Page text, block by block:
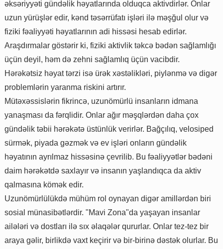
əksəriyyəti gündəlik həyatlarında olduqca aktivdirlər. Onlar
uzun yürüşlər edir, kənd təsərrüfatı işləri ilə məşğul olur və
fiziki fəaliyyəti həyatlarının adi hissəsi hesab edirlər.
Araşdırmalar göstərir ki, fiziki aktivlik təkcə bədən sağlamlığı
üçün deyil, həm də zehni sağlamlıq üçün vacibdir.
Hərəkətsiz həyat tərzi isə ürək xəstəlikləri, piylənmə və digər
problemlərin yaranma riskini artırır.
Mütəxəssislərin fikrincə, uzunömürlü insanların idmana
yanaşması da fərqlidir. Onlar ağır məşqlərdən daha çox
gündəlik təbii hərəkətə üstünlük verirlər. Bağçılıq, velosiped
sürmək, piyada gəzmək və ev işləri onların gündəlik
həyatının ayrılmaz hissəsinə çevrilib. Bu fəaliyyətlər bədəni
daim hərəkətdə saxlayır və insanın yaşlandıqca da aktiv
qalmasına kömək edir.
Uzunömürlülükdə mühüm rol oynayan digər amillərdən biri
sosial münasibətlərdir. "Mavi Zona"da yaşayan insanlar
ailələri və dostları ilə sıx əlaqələr qururlar. Onlar tez-tez bir
araya gəlir, birlikdə vaxt keçirir və bir-birinə dəstək olurlar. Bu